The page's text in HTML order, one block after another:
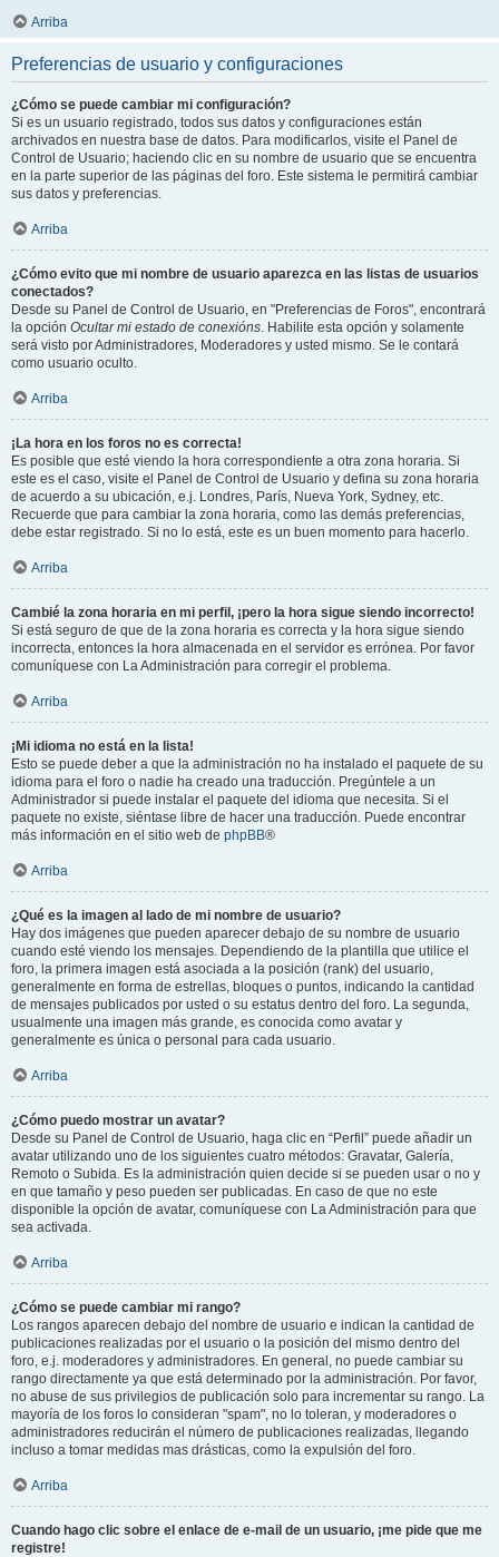
Arriba
Preferencias de usuario y configuraciones
¿Cómo se puede cambiar mi configuración?
Si es un usuario registrado, todos sus datos y configuraciones están
archivados en nuestra base de datos. Para modificarlos, visite el Panel de
Control de Usuario; haciendo clic en su nombre de usuario que se encuentra
en la parte superior de las páginas del foro. Este sistema le permitirá cambiar
sus datos y preferencias.
Arriba
¿Cómo evito que mi nombre de usuario aparezca en las listas de usuarios
conectados?
Desde su Panel de Control de Usuario, en "Preferencias de Foros", encontrará
la opción Ocultar mi estado de conexións. Habilite esta opción y solamente
será visto por Administradores, Moderadores y usted mismo. Se le contará
como usuario oculto.
Arriba
¡La hora en los foros no es correcta!
Es posible que esté viendo la hora correspondiente a otra zona horaria. Si
este es el caso, visite el Panel de Control de Usuario y defina su zona horaria
de acuerdo a su ubicación, e.j. Londres, París, Nueva York, Sydney, etc.
Recuerde que para cambiar la zona horaria, como las demás preferencias,
debe estar registrado. Si no lo está, este es un buen momento para hacerlo.
Arriba
Cambié la zona horaria en mi perfil, ¡pero la hora sigue siendo incorrecto!
Si está seguro de que de la zona horaria es correcta y la hora sigue siendo
incorrecta, entonces la hora almacenada en el servidor es errónea. Por favor
comuníquese con La Administración para corregir el problema.
Arriba
¡Mi idioma no está en la lista!
Esto se puede deber a que la administración no ha instalado el paquete de su
idioma para el foro o nadie ha creado una traducción. Pregúntele a un
Administrador si puede instalar el paquete del idioma que necesita. Si el
paquete no existe, siéntase libre de hacer una traducción. Puede encontrar
más información en el sitio web de phpBB®
Arriba
¿Qué es la imagen al lado de mi nombre de usuario?
Hay dos imágenes que pueden aparecer debajo de su nombre de usuario
cuando esté viendo los mensajes. Dependiendo de la plantilla que utilice el
foro, la primera imagen está asociada a la posición (rank) del usuario,
generalmente en forma de estrellas, bloques o puntos, indicando la cantidad
de mensajes publicados por usted o su estatus dentro del foro. La segunda,
usualmente una imagen más grande, es conocida como avatar y
generalmente es única o personal para cada usuario.
Arriba
¿Cómo puedo mostrar un avatar?
Desde su Panel de Control de Usuario, haga clic en “Perfil” puede añadir un
avatar utilizando uno de los siguientes cuatro métodos: Gravatar, Galería,
Remoto o Subida. Es la administración quien decide si se pueden usar o no y
en que tamaño y peso pueden ser publicadas. En caso de que no este
disponible la opción de avatar, comuníquese con La Administración para que
sea activada.
Arriba
¿Cómo se puede cambiar mi rango?
Los rangos aparecen debajo del nombre de usuario e indican la cantidad de
publicaciones realizadas por el usuario o la posición del mismo dentro del
foro, e.j. moderadores y administradores. En general, no puede cambiar su
rango directamente ya que está determinado por la administración. Por favor,
no abuse de sus privilegios de publicación solo para incrementar su rango. La
mayoría de los foros lo consideran "spam", no lo toleran, y moderadores o
administradores reducirán el número de publicaciones realizadas, llegando
incluso a tomar medidas mas drásticas, como la expulsión del foro.
Arriba
Cuando hago clic sobre el enlace de e-mail de un usuario, ¡me pide que me
registre!